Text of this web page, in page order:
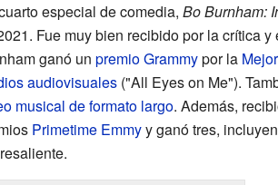
especial de comedia, Bo Burnham:
Fue muy bien recibido por la crítica
ganó un premio Grammypor la
audiovisuales("All Eyes on Me").
musical de formato largo. Además,
Primetime Emmyy ganó tres,